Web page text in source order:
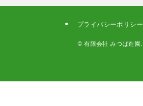
プライバシーポリシー
© 有限会社 みつば造園.